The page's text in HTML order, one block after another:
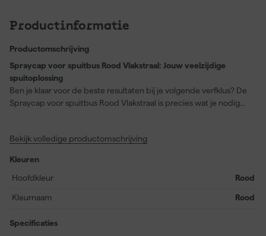
Productinformatie
Productomschrijving
Spraycap voor spuitbus Rood Vlakstraal: Jouw veelzijdige
spuitoplossing
Ben je klaar voor de beste resultaten bij je volgende verfklus? De
Spraycap voor spuitbus Rood Vlakstraal is precies wat je nodig
kleine touch-ups als grote projecten. Of je nu werkt met
deze universele spuitmond past perfect en maakt snel wisselen
tussen bussen een fluitje van een cent. Let wel, hij is niet geschikt
Gemaakt voor de professional én de gepassioneerde doe-het-
Bekijk volledige productomschrijving
Kleuren
Hoofdkleur
Rood
Kleurnaam Rood
Specificaties